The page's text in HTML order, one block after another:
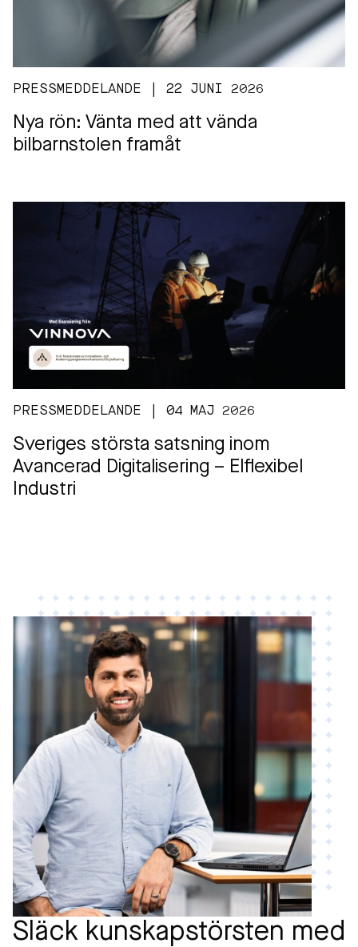
PRESSMEDDELANDE | 22 JUNI 2026
Nya rön: Vänta med att vända
bilbarnstolen framåt
PRESSMEDDELANDE | 04 MAJ 2026
Sveriges största satsning inom
Avancerad Digitalisering – Elflexibel
Industri
Släck kunskapstörsten med